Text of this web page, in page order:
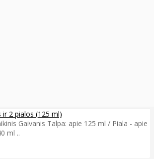
ir 2 pialos (125 ml)
Gaivanis Talpa: apie 125 ml / Piala - apie
ml ..